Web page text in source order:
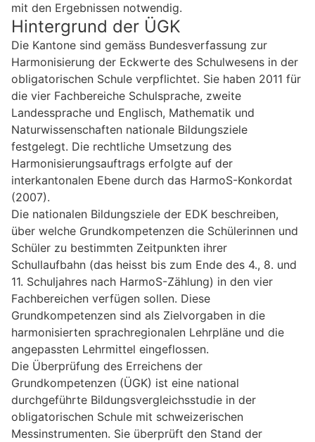
mit den Ergebnissen notwendig.
Hintergrund der ÜGK
Die Kantone sind gemäss Bundesverfassung zur
Harmonisierung der Eckwerte des Schulwesens in der
obligatorischen Schule verpflichtet. Sie haben 2011 für
die vier Fachbereiche Schulsprache, zweite
Landessprache und Englisch, Mathematik und
Naturwissenschaften nationale Bildungsziele
festgelegt. Die rechtliche Umsetzung des
Harmonisierungsauftrags erfolgte auf der
interkantonalen Ebene durch das HarmoS-Konkordat
(2007).
Die nationalen Bildungsziele der EDK beschreiben,
über welche Grundkompetenzen die Schülerinnen und
Schüler zu bestimmten Zeitpunkten ihrer
Schullaufbahn (das heisst bis zum Ende des 4., 8. und
11. Schuljahres nach HarmoS-Zählung) in den vier
Fachbereichen verfügen sollen. Diese
Grundkompetenzen sind als Zielvorgaben in die
harmonisierten sprachregionalen Lehrpläne und die
angepassten Lehrmittel eingeflossen.
Die Überprüfung des Erreichens der
Grundkompetenzen (ÜGK) ist eine national
durchgeführte Bildungsvergleichsstudie in der
obligatorischen Schule mit schweizerischen
Messinstrumenten. Sie überprüft den Stand der